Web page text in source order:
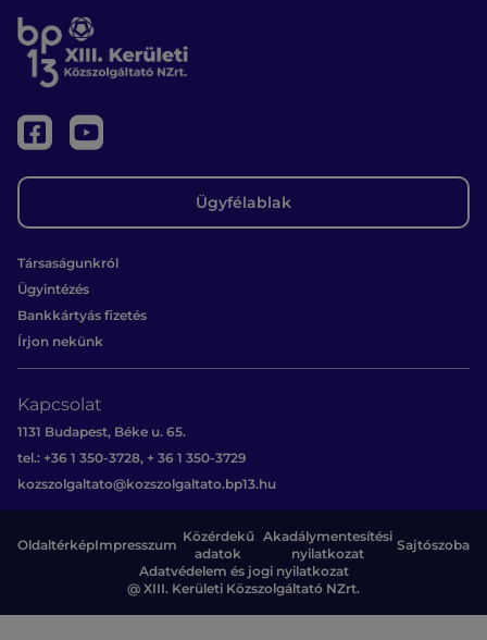
Ügyfélablak
Társaságunkról
Ügyintézés
Bankkártyás fizetés
Írjon nekünk
Kapcsolat
1131 Budapest, Béke u. 65.
tel.: +36 1 350-3728, + 36 1 350-3729
kozszolgaltato@kozszolgaltato.bp13.hu
Adatvédelem és jogi nyilatkozat
@ XIII. Kerületi Közszolgáltató NZrt.
OldaltérképImpresszum
Közérdekű
adatok
Akadálymentesítési
nyilatkozat
Sajtószoba